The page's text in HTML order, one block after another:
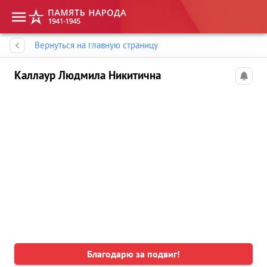
Вернуться на главную страницу
Каллаур Людмила Никитична
Благодарю за подвиг!
Память народа